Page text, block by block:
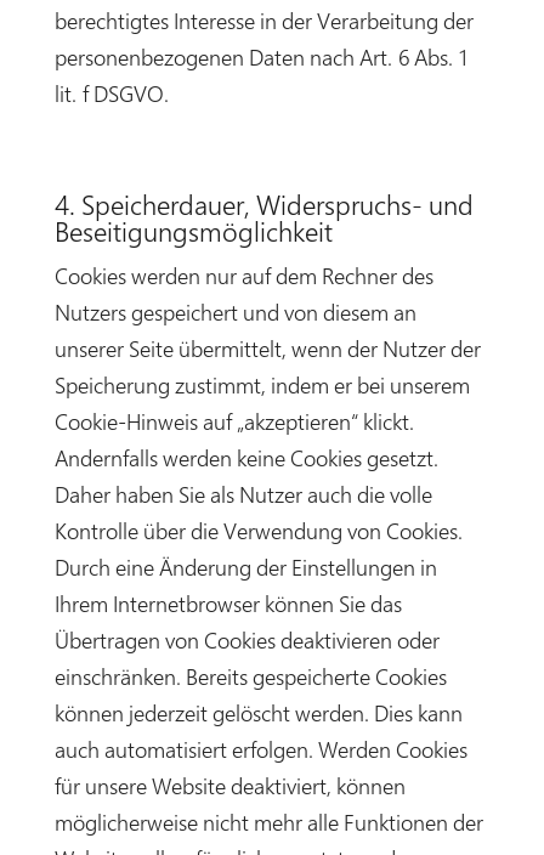
berechtigtes Interesse in der Verarbeitung der
personenbezogenen Daten nach Art. 6 Abs. 1
lit. f DSGVO.
4. Speicherdauer, Widerspruchs- und
Beseitigungsmöglichkeit
Cookies werden nur auf dem Rechner des
Nutzers gespeichert und von diesem an
unserer Seite übermittelt, wenn der Nutzer der
Speicherung zustimmt, indem er bei unserem
Cookie-Hinweis auf „akzeptieren“ klickt.
Andernfalls werden keine Cookies gesetzt.
Daher haben Sie als Nutzer auch die volle
Kontrolle über die Verwendung von Cookies.
Durch eine Änderung der Einstellungen in
Ihrem Internetbrowser können Sie das
Übertragen von Cookies deaktivieren oder
einschränken. Bereits gespeicherte Cookies
können jederzeit gelöscht werden. Dies kann
auch automatisiert erfolgen. Werden Cookies
für unsere Website deaktiviert, können
möglicherweise nicht mehr alle Funktionen der